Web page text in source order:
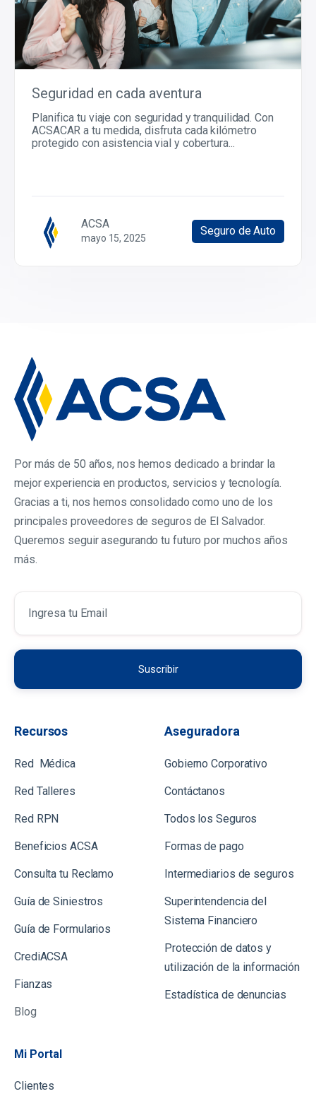
Seguridad en cada aventura
Planifica tu viaje con seguridad y tranquilidad. Con
ACSACAR a tu medida, disfruta cada kilómetro
protegido con asistencia vial y cobertura...
ACSA
mayo 15, 2025
Seguro de Auto
Por más de 50 años, nos hemos dedicado a brindar la
mejor experiencia en productos, servicios y tecnología.
Gracias a ti, nos hemos consolidado como uno de los
principales proveedores de seguros de El Salvador.
Queremos seguir asegurando tu futuro por muchos años
más.
Recursos
Red Médica
Red Talleres
Red RPN
Beneficios ACSA
Consulta tu Reclamo
Guía de Siniestros
Guía de Formularios
CrediACSA
Fianzas
Blog
Aseguradora
Gobierno Corporativo
Contáctanos
Todos los Seguros
Formas de pago
Intermediarios de seguros
Superintendencia del
Sistema Financiero
Protección de datos y
utilización de la información
Estadística de denuncias
Mi Portal
Clientes